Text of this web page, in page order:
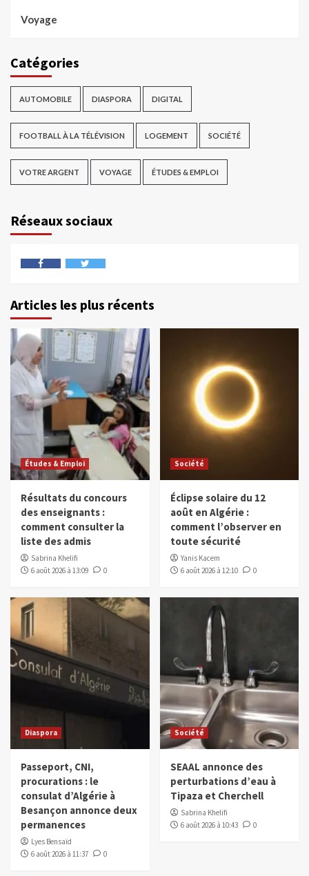
Voyage
Catégories
AUTOMOBILE DIASPORA DIGITAL
FOOTBALL À LA TÉLÉVISION LOGEMENT SOCIÉTÉ
VOTRE ARGENT VOYAGE ÉTUDES & EMPLOI
Réseaux sociaux
Articles les plus récents
Études & Emploi
Résultats du concours
des enseignants :
comment consulter la
liste des admis
Sabrina Khelifi
6 août 2026 à 13:09
0
Société
Éclipse solaire du 12
août en Algérie :
comment l’observer en
toute sécurité
Yanis Kacem
6 août 2026 à 12:10
0
Diaspora
Passeport, CNI,
procurations : le
consulat d’Algérie à
Besançon annonce deux
permanences
Lyes Bensaïd
6 août 2026 à 11:37
0
Société
SEAAL annonce des
perturbations d’eau à
Tipaza et Cherchell
Sabrina Khelifi
6 août 2026 à 10:43
0